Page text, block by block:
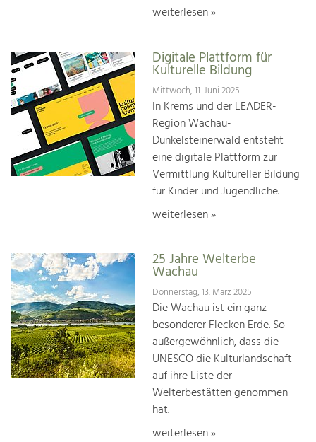
weiterlesen »
Digitale Plattform für
Kulturelle Bildung
Mittwoch, 11. Juni 2025
In Krems und der LEADER-
Region Wachau-
Dunkelsteinerwald entsteht
eine digitale Plattform zur
Vermittlung Kultureller Bildung
für Kinder und Jugendliche.
weiterlesen »
25 Jahre Welterbe
Wachau
Donnerstag, 13. März 2025
Die Wachau ist ein ganz
besonderer Flecken Erde. So
außergewöhnlich, dass die
UNESCO die Kulturlandschaft
auf ihre Liste der
Welterbestätten genommen
hat.
weiterlesen »